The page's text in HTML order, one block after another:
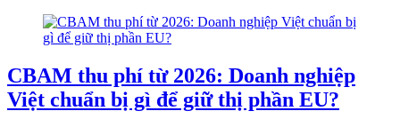
CBAM thu phí từ 2026: Doanh nghiệp
Việt chuẩn bị gì để giữ thị phần EU?